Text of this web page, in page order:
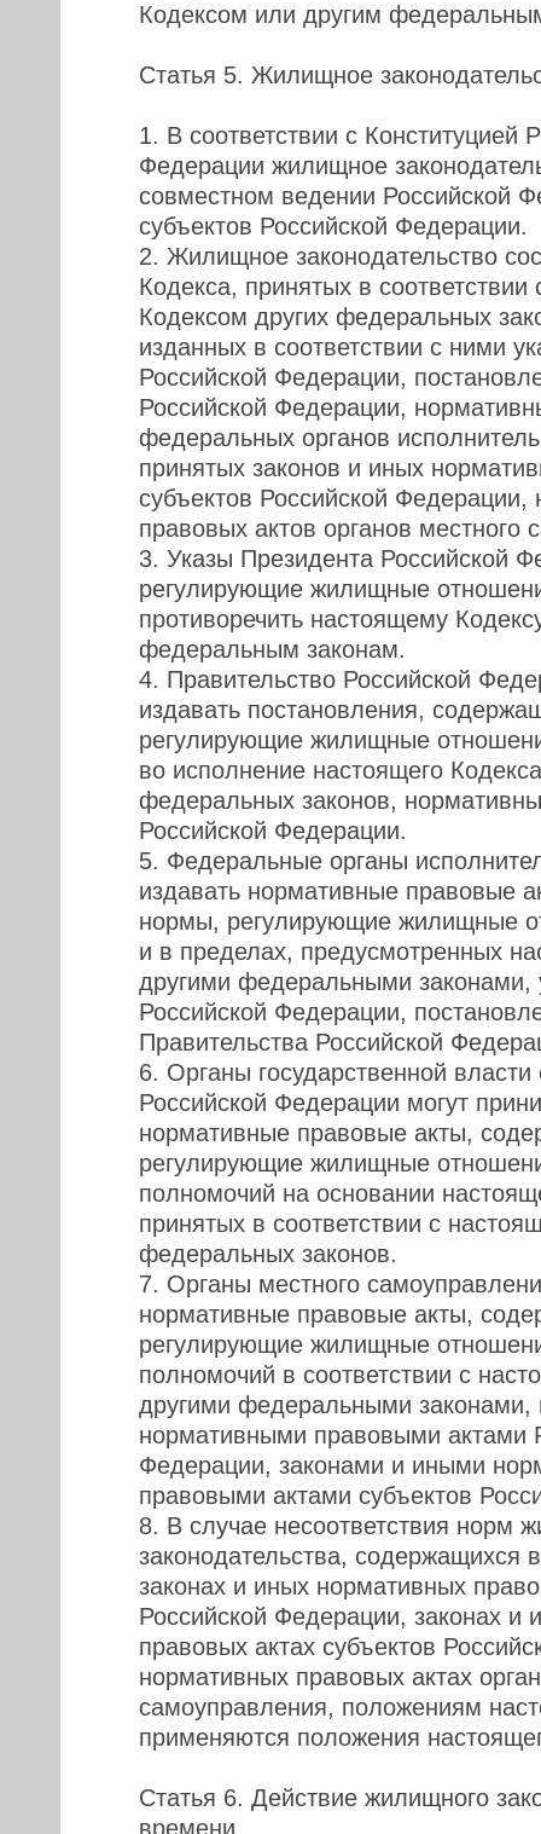
Кодексом или другим
Статья 5. Жилищное
1. В соответствии с Конституцией
Федерации жилищное
совместном ведении Российской
субъектов Российской Федерации.
2. Жилищное законодательство
Кодекса, принятых в
Кодексом других федеральных
изданных в соответствии с ними
Российской Федерации,
Российской Федерации,
федеральных органов
принятых законов и иных
субъектов Российской Федерации,
правовых актов органов местного
3. Указы Президента Российской
регулирующие жилищные
противоречить настоящему
федеральным законам.
4. Правительство Российской
издавать постановления,
регулирующие жилищные
во исполнение настоящего
федеральных законов,
Российской Федерации.
5. Федеральные органы
издавать нормативные правовые
нормы, регулирующие жилищные
и в пределах, предусмотренных
другими федеральными законами,
Российской Федерации,
Правительства Российской
6. Органы государственной власти
Российской Федерации могут
нормативные правовые акты,
регулирующие жилищные
полномочий на основании
принятых в соответствии с
федеральных законов.
7. Органы местного
нормативные правовые акты,
регулирующие жилищные
полномочий в соответствии с
другими федеральными
нормативными правовыми актами
Федерации, законами и иными
правовыми актами субъектов
8. В случае несоответствия норм
законодательства, содержащихся
законах и иных нормативных
Российской Федерации, законах и
правовых актах субъектов
нормативных правовых актах
самоуправления, положениям
применяются положения
Статья 6. Действие жилищного
времени